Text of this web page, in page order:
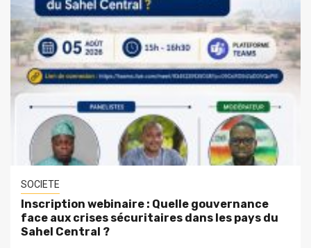
SOCIETE
Inscription webinaire : Quelle gouvernance
face aux crises sécuritaires dans les pays du
Sahel Central ?